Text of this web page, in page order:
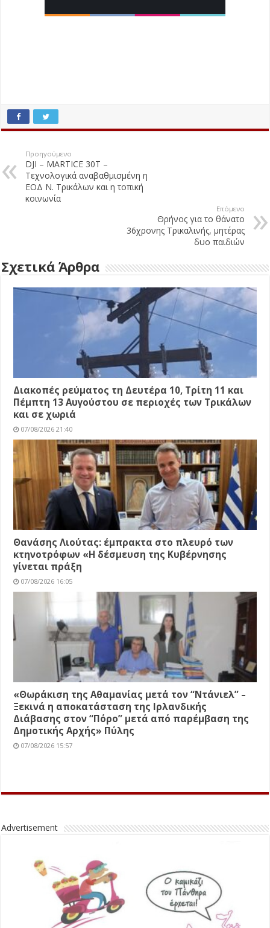
Προηγούμενο
DJI – MARTICE 30T –
Τεχνολογικά αναβαθμισμένη η
ΕΟΔ Ν. Τρικάλων και η τοπική
κοινωνία
Επόμενο
Θρήνος για το θάνατο
36χρονης Τρικαλινής, μητέρας
δυο παιδιών
Σχετικά Άρθρα
Διακοπές ρεύματος τη Δευτέρα 10, Τρίτη 11 και
Πέμπτη 13 Αυγούστου σε περιοχές των Τρικάλων
και σε χωριά
07/08/2026 21:40
Θανάσης Λιούτας: έμπρακτα στο πλευρό των
κτηνοτρόφων «Η δέσμευση της Κυβέρνησης
γίνεται πράξη
07/08/2026 16:05
«Θωράκιση της Αθαμανίας μετά τον “Ντάνιελ” –
Ξεκινά η αποκατάσταση της Ιρλανδικής
Διάβασης στον “Πόρο” μετά από παρέμβαση της
Δημοτικής Αρχής» Πύλης
07/08/2026 15:57
Advertisement